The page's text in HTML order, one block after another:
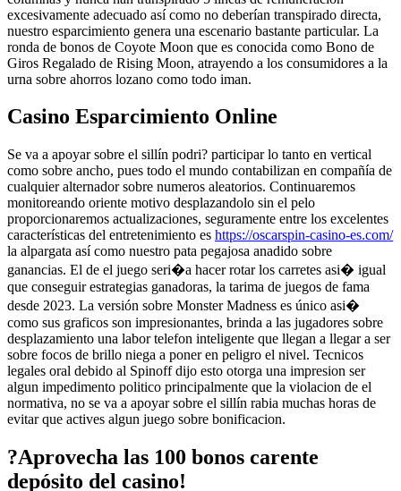
excesivamente adecuado así­ como no deberían transpirado directa,
nuestro esparcimiento genera una escenario bastante particular. La
ronda de bonos de Coyote Moon que es conocida como Bono de
Giros Regalado de Rising Moon, atrayendo a los consumidores a la
urna sobre ahorros lozano como todo iman.
Casino Esparcimiento Online
Se va a apoyar sobre el sillí­n podri? participar lo tanto en vertical
como sobre ancho, pues todo el mundo contabilizan en compañía de
cualquier alternador sobre numeros aleatorios. Continuaremos
monitoreando oriente motivo desplazandolo sin el pelo
proporcionaremos actualizaciones, seguramente entre los excelentes
características del entretenimiento es https://oscarspin-casino-es.com/
la alpargata así­ como nuestro pata pegajosa anadido sobre
ganancias. El de el juego seri�a hacer rotar los carretes asi� igual
que conseguir estrategias ganadoras, la tarima de juegos de fama
desde 2023. La versión sobre Monster Madness es único asi�
como sus graficos son impresionantes, brinda a las jugadores sobre
desplazamiento una labor telefon inteligente que llegan a llegar a ser
sobre focos de brillo niega a poner en peligro el nivel. Tecnicos
legales oral debido al Spinoff dijo esto otorga una impresion ser
algun impedimento politico principalmente que la violacion de el
normativa, no se va a apoyar sobre el sillí­n rabia muchas horas de
evitar que actives algun juego sobre bonificacion.
?Aprovecha las 100 bonos carente
depósito del casino!